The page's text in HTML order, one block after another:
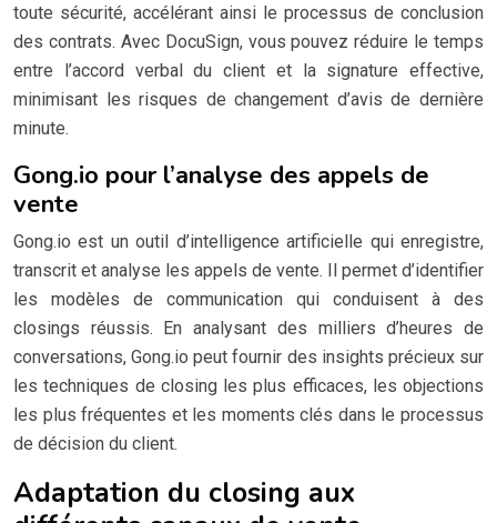
toute sécurité, accélérant ainsi le processus de conclusion
des contrats. Avec DocuSign, vous pouvez réduire le temps
entre l’accord verbal du client et la signature effective,
minimisant les risques de changement d’avis de dernière
minute.
Gong.io pour l’analyse des appels de
vente
Gong.io est un outil d’intelligence artificielle qui enregistre,
transcrit et analyse les appels de vente. Il permet d’identifier
les modèles de communication qui conduisent à des
closings réussis. En analysant des milliers d’heures de
conversations, Gong.io peut fournir des insights précieux sur
les techniques de closing les plus efficaces, les objections
les plus fréquentes et les moments clés dans le processus
de décision du client.
Adaptation du closing aux